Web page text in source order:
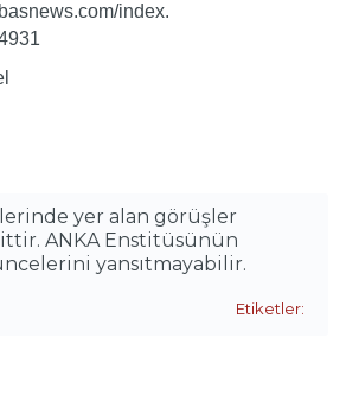
index.
yer alan görüşler
ANKA Enstitüsünün
yansıtmayabilir.
Etiketler: